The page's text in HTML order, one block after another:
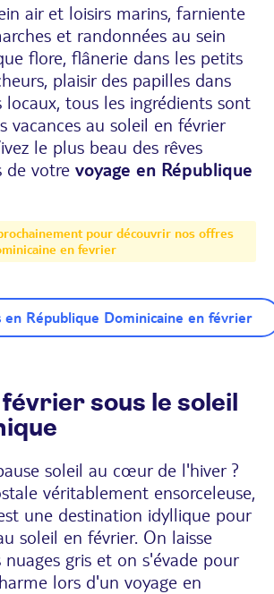
air et loisirs marins, farniente
et randonnées au sein
flore, flânerie dans les petits
plaisir des papilles dans
locaux, tous les ingrédients sont
vacances au soleil en février
le plus beau des rêves
de votre voyage en République
pour découvrir nos offres
en fevrier
en République Dominicaine en février
sous le soleil
soleil au cœur de l'hiver ?
véritablement ensorceleuse,
une destination idyllique pour
soleil en février. On laisse
nuages gris et on s'évade pour
lors d'un voyage en